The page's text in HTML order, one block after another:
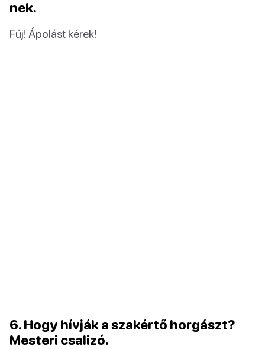
nek.
Fúj! Ápolást kérek!
6. Hogy hívják a szakértő horgászt?
Mesteri csalizó.